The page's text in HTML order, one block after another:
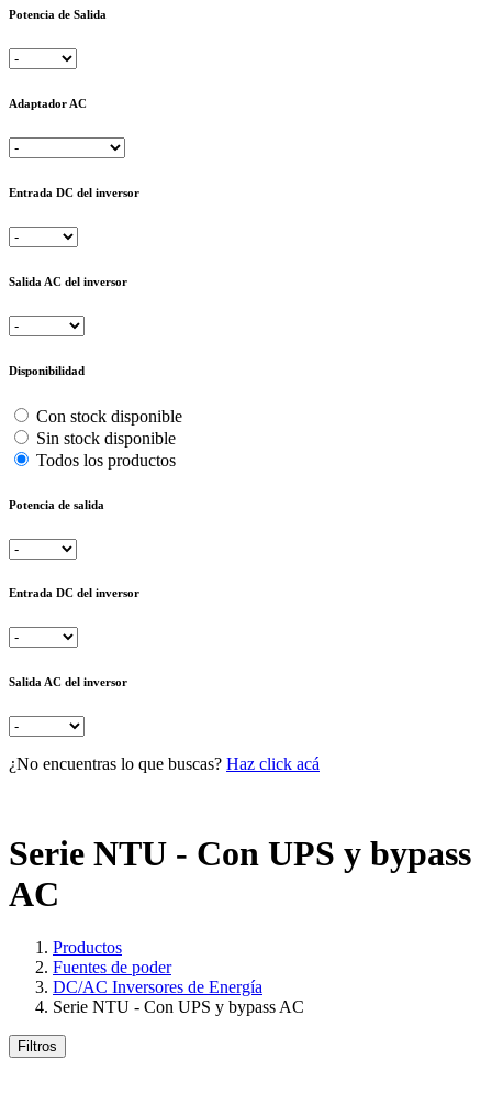
Potencia de Salida
Adaptador AC
Entrada DC del inversor
Salida AC del inversor
Disponibilidad
Con stock disponible
Sin stock disponible
Todos los productos
Potencia de salida
Entrada DC del inversor
Salida AC del inversor
¿No encuentras lo que buscas? Haz click acá
Serie NTU - Con UPS y bypass
AC
Productos
Fuentes de poder
DC/AC Inversores de Energía
Serie NTU - Con UPS y bypass AC
Filtros